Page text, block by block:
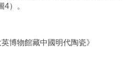
4）。
博物館藏中國明代陶瓷》